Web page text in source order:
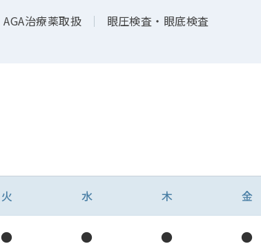
AGA治療薬取扱
｜ 眼圧検査・眼底検査
火 水 木 金
● ● ● ●